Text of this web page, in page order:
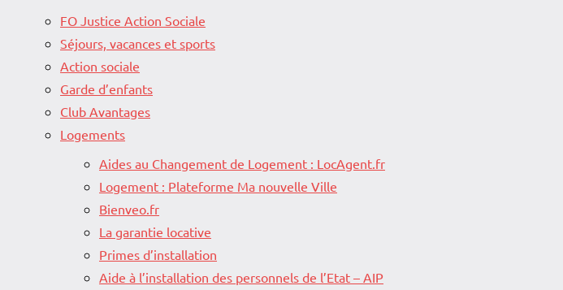
FO Justice Action Sociale
Séjours, vacances et sports
Action sociale
Garde d’enfants
Club Avantages
Logements
Aides au Changement de Logement : LocAgent.fr
Logement : Plateforme Ma nouvelle Ville
Bienveo.fr
La garantie locative
Primes d’installation
Aide à l’installation des personnels de l’Etat – AIP